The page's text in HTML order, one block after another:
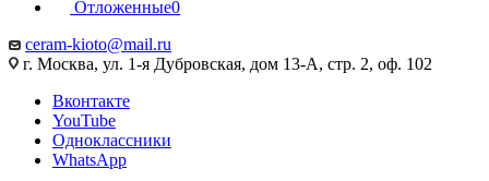
Отложенные0
ceram-kioto@mail.ru
г. Москва, ул. 1-я Дубровская, дом 13-А, стр. 2, оф. 102
Вконтакте
YouTube
Одноклассники
WhatsApp